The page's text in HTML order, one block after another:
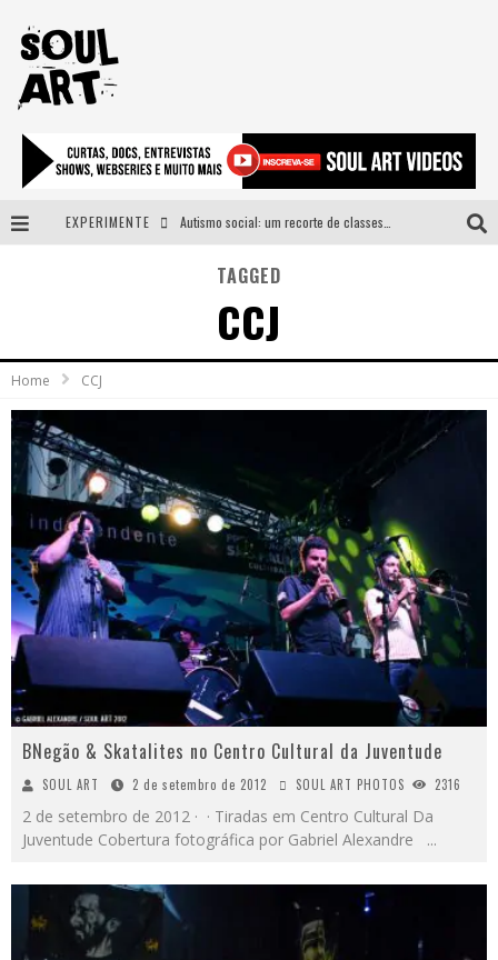
EXPERIMENTE
A subida da rampa é diferente!
Faça o bem! Mas, sem olhar a quem!?
Novo single de Arnaldo Tifu, “De Testa” explora brasilidade em sons, cores e símbolos
TAGGED
CCJ
Home CCJ
BNegão & Skatalites no Centro Cultural da Juventude
SOUL ART 2 de setembro de 2012 SOUL ART PHOTOS 2316
2 de setembro de 2012 · · Tiradas em Centro Cultural Da
Juventude Cobertura fotográfica por Gabriel Alexandre ...